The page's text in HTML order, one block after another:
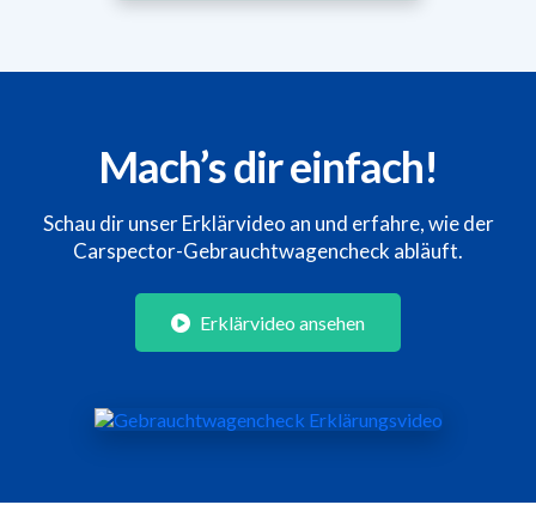
Mach’s dir einfach!
Schau dir unser Erklärvideo an und erfahre, wie der
Carspector-Gebrauchtwagencheck abläuft.
Erklärvideo ansehen